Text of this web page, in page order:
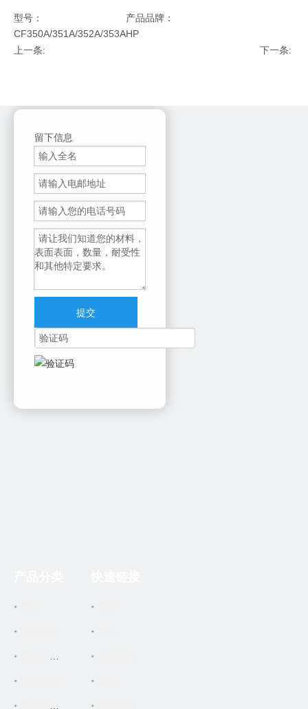
型号：
CF350A/351A/352A/353A
产品品牌：
HP
上一条:
下一条:
留下信息
提交